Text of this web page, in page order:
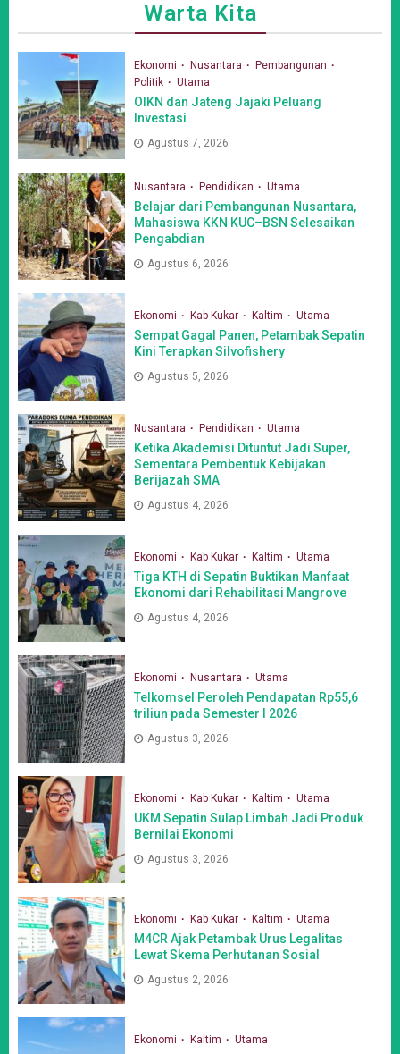
Warta Kita
Ekonomi Nusantara
Pembangunan
Politik
Utama
OIKN dan Jateng Jajaki Peluang
Investasi
Agustus 7, 2026
Nusantara Pendidikan Utama
Belajar dari Pembangunan Nusantara,
Mahasiswa KKN KUC–BSN Selesaikan
Pengabdian
Agustus 6, 2026
Ekonomi Kab Kukar Kaltim Utama
Sempat Gagal Panen, Petambak Sepatin
Kini Terapkan Silvofishery
Agustus 5, 2026
Nusantara Pendidikan Utama
Ketika Akademisi Dituntut Jadi Super,
Sementara Pembentuk Kebijakan
Berijazah SMA
Agustus 4, 2026
Ekonomi Kab Kukar Kaltim Utama
Tiga KTH di Sepatin Buktikan Manfaat
Ekonomi dari Rehabilitasi Mangrove
Agustus 4, 2026
Ekonomi Nusantara Utama
Telkomsel Peroleh Pendapatan Rp55,6
triliun pada Semester I 2026
Agustus 3, 2026
Ekonomi Kab Kukar Kaltim Utama
UKM Sepatin Sulap Limbah Jadi Produk
Bernilai Ekonomi
Agustus 3, 2026
Ekonomi Kab Kukar Kaltim Utama
M4CR Ajak Petambak Urus Legalitas
Lewat Skema Perhutanan Sosial
Agustus 2, 2026
Ekonomi Kaltim Utama